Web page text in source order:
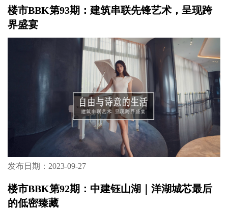
楼市BBK第93期：建筑串联先锋艺术，呈现跨
界盛宴
发布日期：2023-09-27
楼市BBK第92期：中建钰山湖｜洋湖城芯最后
的低密臻藏